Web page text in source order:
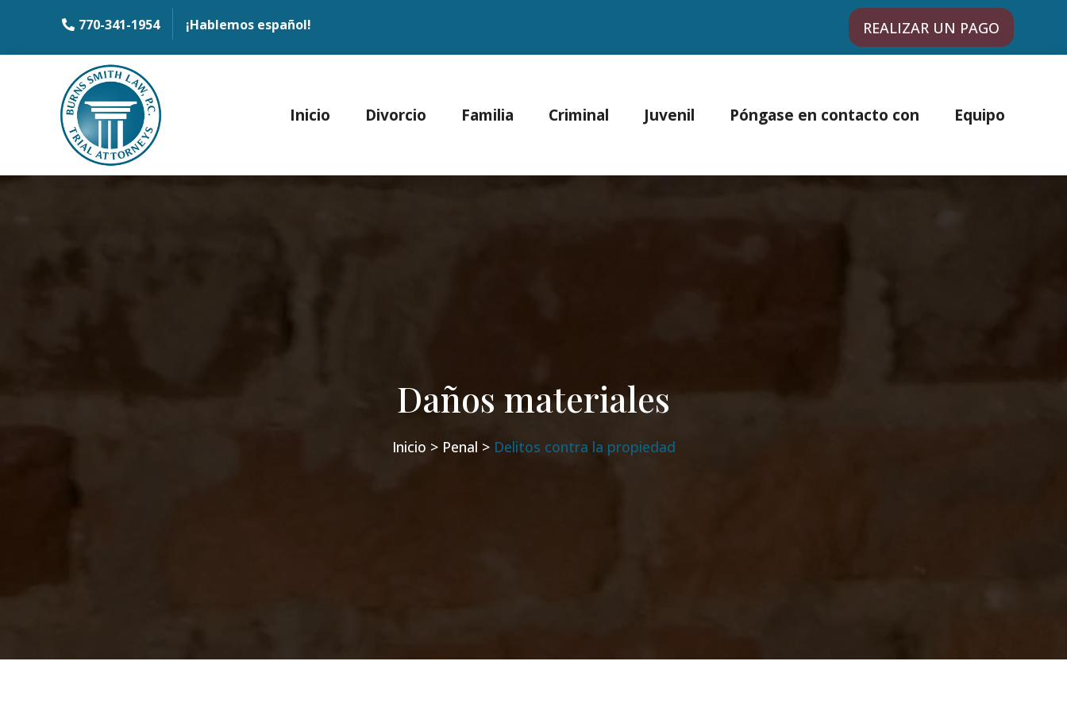
770-341-1954 ¡Hablemos español! REALIZAR UN PAGO
Inicio Divorcio Familia Criminal Juvenil Póngase en contacto con Equipo
Daños materiales
Inicio > Penal >Delitos contra la propiedad